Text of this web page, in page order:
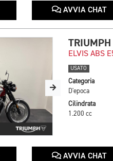
AVVIA CHAT
ELVIS ABS
USATO
Categoria
D'epoca
Cilindrata
1.200 cc
AVVIA CHAT